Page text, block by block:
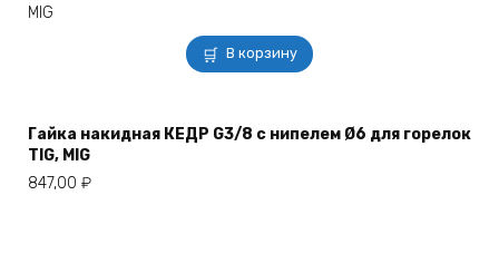
В корзину
Гайка накидная КЕДР G3/8 с нипелем Ø6 для горелок
TIG, MIG
847,00 ₽